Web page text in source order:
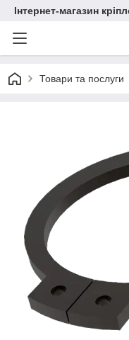
Інтернет-магазин
Товари та послуги